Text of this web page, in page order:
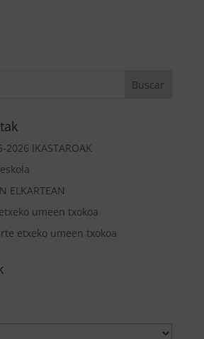
2026 IKASTAROAK
ELKARTEAN
umeen txokoa
etxeko umeen txokoa